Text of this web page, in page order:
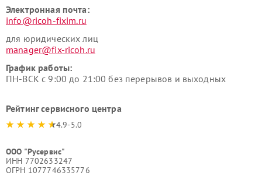
Электронная почта:
info@ricoh-fixim.ru
для юридических лиц
manager@fix-ricoh.ru
График работы:
ПН-ВСК с 9:00 до 21:00 без перерывов и выходных
Рейтинг сервисного центра
4.9-5.0
ООО "Русервис"
ИНН 7702633247
ОГРН 1077746335776